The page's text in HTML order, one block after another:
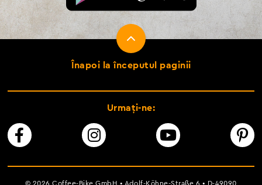
Înapoi la începutul paginii
Urmați-ne:
© 2026 Coffee-Bike GmbH • Adolf-Köhne-Straße 6 • D-49090